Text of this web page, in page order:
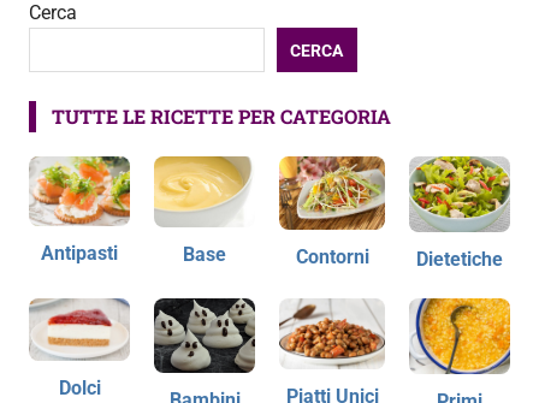
Cerca
CERCA
TUTTE LE RICETTE PER CATEGORIA
Antipasti Base Contorni Dietetiche
Dolci Piatti Unici